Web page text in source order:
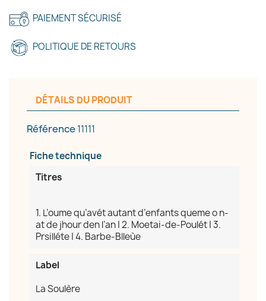
PAIEMENT SÉCURISÉ
POLITIQUE DE RETOURS
DÉTAILS DU PRODUIT
Référence 11111
Fiche technique
Titres
1. L’oume qu’avét autant d’enfants queme o n-
at de jhour den l’an | 2. Moetai-de-Poulét | 3.
Prsilléte | 4. Barbe-Blleùe
Label
La Soulère
Créer une liste d'envies
Nom de la liste d'envies